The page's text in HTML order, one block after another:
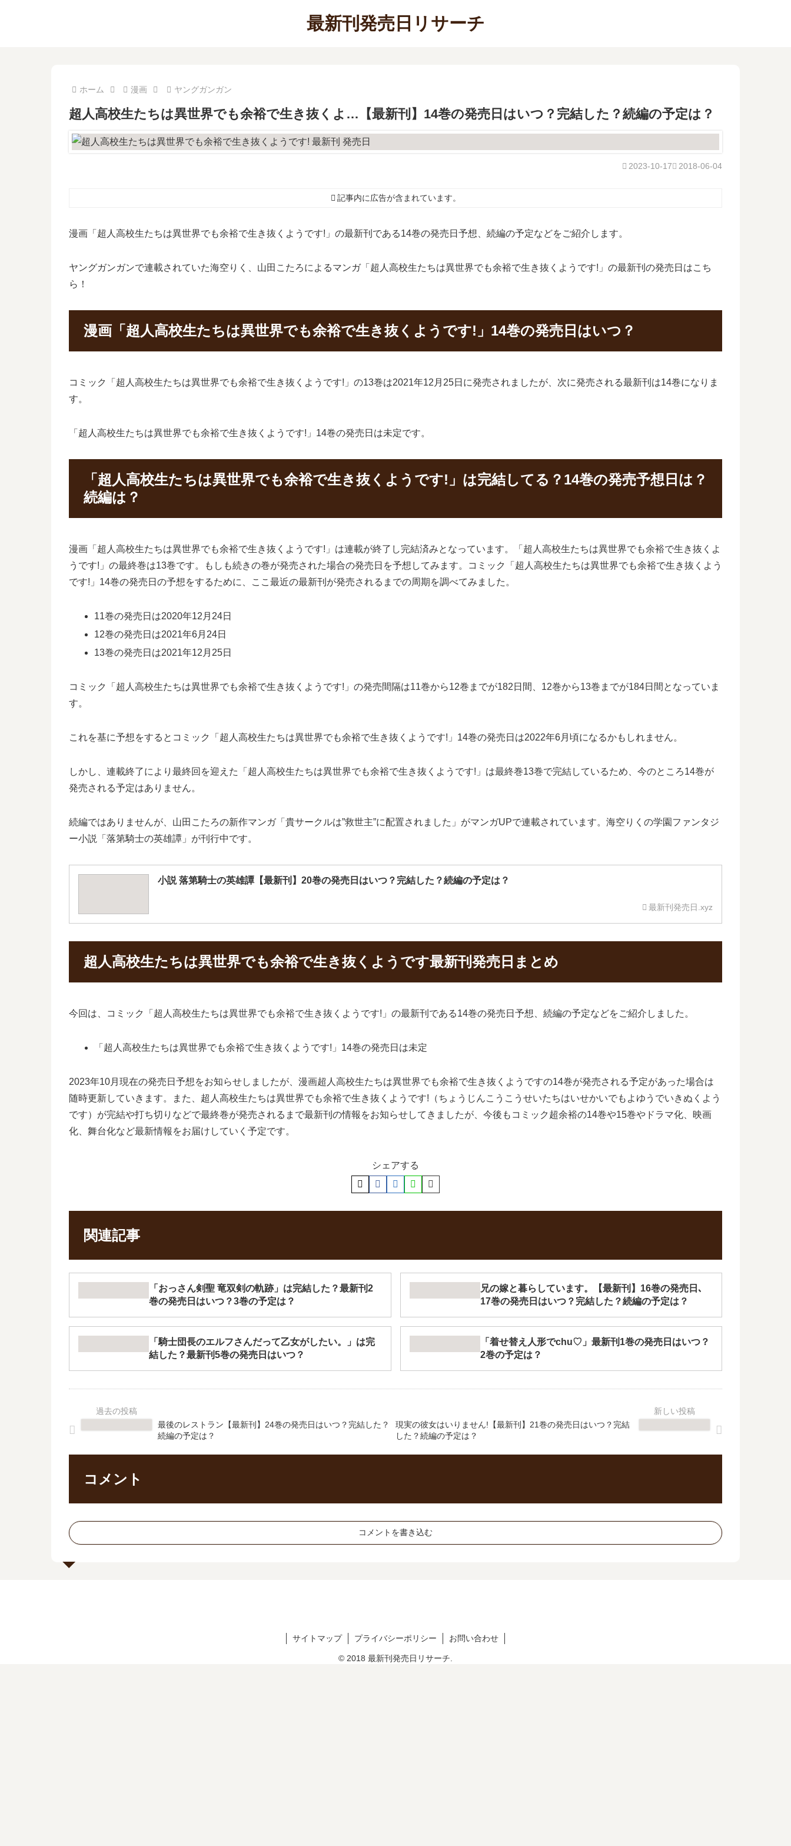
最新刊発売日リサーチ
ホーム 漫画 ヤングガンガン
超人高校生たちは異世界でも余裕で生き抜くよ…【最新刊】14巻の発売日はいつ？完結した？続編の予定は？
2018-06-04
2023-10-17
記事内に広告が含まれています。
漫画「超人高校生たちは異世界でも余裕で生き抜くようです!」の最新刊である14巻の発売日予想、続編の予定などをご紹介します。
ヤングガンガンで連載されていた海空りく、山田こたろによるマンガ「超人高校生たちは異世界でも余裕で生き抜くようです!」の最新刊の発売日はこち
ら！
漫画「超人高校生たちは異世界でも余裕で生き抜くようです!」14巻の発売日はいつ？
コミック「超人高校生たちは異世界でも余裕で生き抜くようです!」の13巻は2021年12月25日に発売されましたが、次に発売される最新刊は14巻になりま
す。
「超人高校生たちは異世界でも余裕で生き抜くようです!」14巻の発売日は未定です。
「超人高校生たちは異世界でも余裕で生き抜くようです!」は完結してる？14巻の発売予想日は？
続編は？
漫画「超人高校生たちは異世界でも余裕で生き抜くようです!」は連載が終了し完結済みとなっています。「超人高校生たちは異世界でも余裕で生き抜くよ
うです!」の最終巻は13巻です。もしも続きの巻が発売された場合の発売日を予想してみます。コミック「超人高校生たちは異世界でも余裕で生き抜くよう
です!」14巻の発売日の予想をするために、ここ最近の最新刊が発売されるまでの周期を調べてみました。
11巻の発売日は2020年12月24日
12巻の発売日は2021年6月24日
13巻の発売日は2021年12月25日
コミック「超人高校生たちは異世界でも余裕で生き抜くようです!」の発売間隔は11巻から12巻までが182日間、12巻から13巻までが184日間となっていま
す。
これを基に予想をするとコミック「超人高校生たちは異世界でも余裕で生き抜くようです!」14巻の発売日は2022年6月頃になるかもしれません。
しかし、連載終了により最終回を迎えた「超人高校生たちは異世界でも余裕で生き抜くようです!」は最終巻13巻で完結しているため、今のところ14巻が
発売される予定はありません。
続編ではありませんが、山田こたろの新作マンガ「貴サークルは”救世主”に配置されました」がマンガUPで連載されています。海空りくの学園ファンタジ
ー小説「落第騎士の英雄譚」が刊行中です。
小説 落第騎士の英雄譚【最新刊】20巻の発売日はいつ？完結した？続編の予定は？
最新刊発売日.xyz
超人高校生たちは異世界でも余裕で生き抜くようです最新刊発売日まとめ
今回は、コミック「超人高校生たちは異世界でも余裕で生き抜くようです!」の最新刊である14巻の発売日予想、続編の予定などをご紹介しました。
「超人高校生たちは異世界でも余裕で生き抜くようです!」14巻の発売日は未定
2023年10月現在の発売日予想をお知らせしましたが、漫画超人高校生たちは異世界でも余裕で生き抜くようですの14巻が発売される予定があった場合は
随時更新していきます。また、超人高校生たちは異世界でも余裕で生き抜くようです!（ちょうじんこうこうせいたちはいせかいでもよゆうでいきぬくよう
です）が完結や打ち切りなどで最終巻が発売されるまで最新刊の情報をお知らせしてきましたが、今後もコミック超余裕の14巻や15巻やドラマ化、映画
化、舞台化など最新情報をお届けしていく予定です。
シェアする
関連記事
「おっさん剣聖 竜双剣の軌跡」は完結した？最新刊2
巻の発売日はいつ？3巻の予定は？
兄の嫁と暮らしています。【最新刊】16巻の発売日､
17巻の発売日はいつ？完結した？続編の予定は？
「騎士団長のエルフさんだって乙女がしたい。」は完
結した？最新刊5巻の発売日はいつ？
「着せ替え人形でchu♡」最新刊1巻の発売日はいつ？
2巻の予定は？
最後のレストラン【最新刊】24巻の発売日はいつ？完結した？
続編の予定は？
現実の彼女はいりません!【最新刊】21巻の発売日はいつ？完結
した？続編の予定は？
コメント
コメントを書き込む
サイトマップ プライバシーポリシー お問い合わせ
© 2018 最新刊発売日リサーチ.